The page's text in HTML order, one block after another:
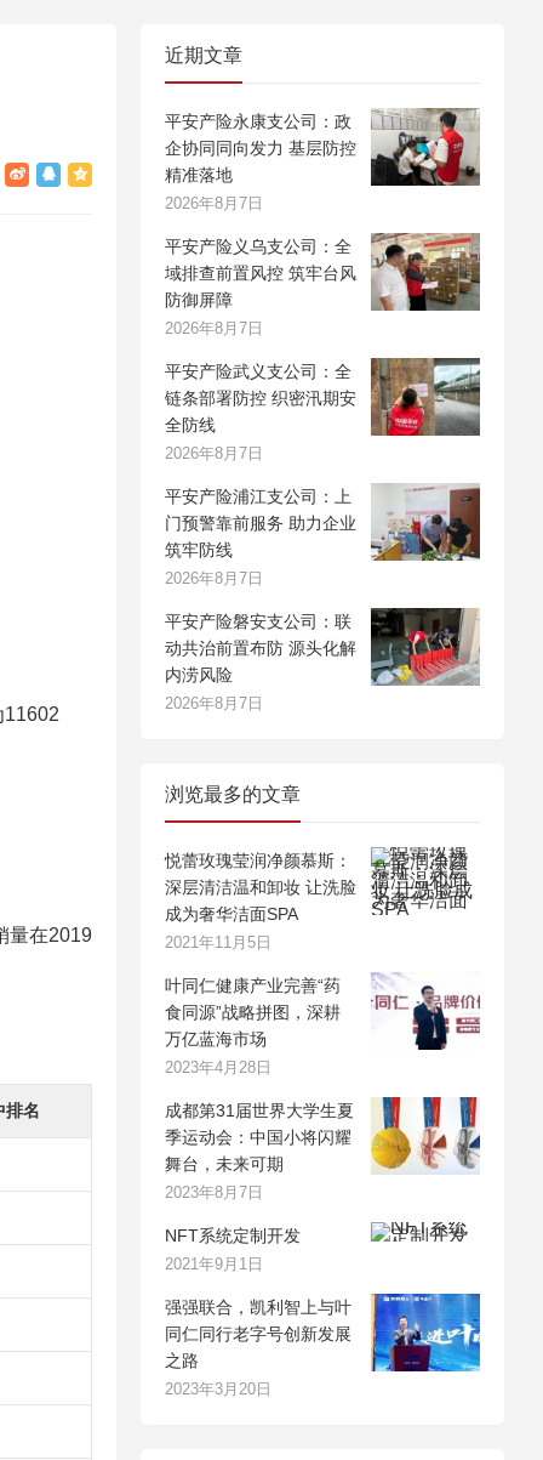
量在2019
排名
近期文章
平安产险永康支公司：政
企协同同向发力 基层防控
精准落地
2026年8月7日
平安产险义乌支公司：全
域排查前置风控 筑牢台风
防御屏障
2026年8月7日
平安产险武义支公司：全
链条部署防控 织密汛期安
全防线
2026年8月7日
平安产险浦江支公司：上
门预警靠前服务 助力企业
筑牢防线
2026年8月7日
平安产险磐安支公司：联
动共治前置布防 源头化解
内涝风险
2026年8月7日
浏览最多的文章
悦蕾玫瑰莹润净颜慕斯：
深层清洁温和卸妆 让洗脸
成为奢华洁面SPA
2021年11月5日
叶同仁健康产业完善“药
食同源”战略拼图，深耕
万亿蓝海市场
2023年4月28日
成都第31届世界大学生夏
季运动会：中国小将闪耀
舞台，未来可期
2023年8月7日
NFT系统定制开发
2021年9月1日
强强联合，凯利智上与叶
同仁同行老字号创新发展
之路
2023年3月20日